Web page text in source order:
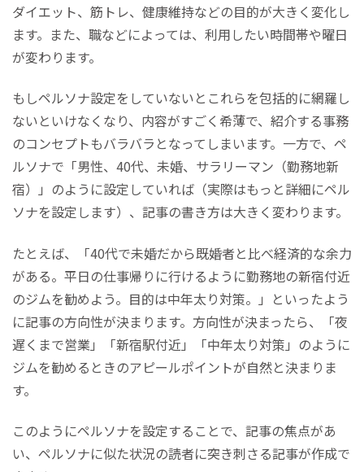
ダイエット、筋トレ、健康維持などの目的が大きく変化し
ます。また、職などによっては、利用したい時間帯や曜日
が変わります。
もしペルソナ設定をしていないとこれらを包括的に網羅し
ないといけなくなり、内容がすごく希薄で、紹介する事務
のコンセプトもバラバラとなってしまいます。一方で、ペ
ルソナで「男性、40代、未婚、サラリーマン（勤務地新
宿）」のように設定していれば（実際はもっと詳細にペル
ソナを設定します）、記事の書き方は大きく変わります。
たとえば、「40代で未婚だから既婚者と比べ経済的な余力
がある。平日の仕事帰りに行けるように勤務地の新宿付近
のジムを勧めよう。目的は中年太り対策。」といったよう
に記事の方向性が決まります。方向性が決まったら、「夜
遅くまで営業」「新宿駅付近」「中年太り対策」のように
ジムを勧めるときのアピールポイントが自然と決まりま
す。
このようにペルソナを設定することで、記事の焦点があ
い、ペルソナに似た状況の読者に突き刺さる記事が作成で